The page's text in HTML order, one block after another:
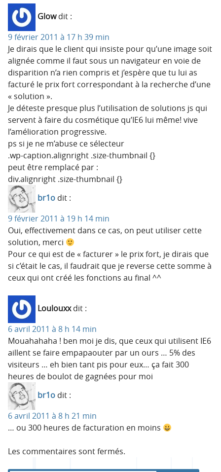
Glow dit :
9 février 2011 à 17 h 39 min
Je dirais que le client qui insiste pour qu’une image soit
alignée comme il faut sous un navigateur en voie de
disparition n’a rien compris et j’espère que tu lui as
facturé le prix fort correspondant à la recherche d’une
« solution ».
Je déteste presque plus l’utilisation de solutions js qui
servent à faire du cosmétique qu’IE6 lui même! vive
l’amélioration progressive.
ps si je ne m’abuse ce sélecteur
.wp-caption.alignright .size-thumbnail {}
peut être remplacé par :
div.alignright .size-thumbnail {}
br1o dit :
9 février 2011 à 19 h 14 min
Oui, effectivement dans ce cas, on peut utiliser cette
solution, merci
Pour ce qui est de « facturer » le prix fort, je dirais que
si c’était le cas, il faudrait que je reverse cette somme à
ceux qui ont créé les fonctions au final ^^
Loulouxx dit :
6 avril 2011 à 8 h 14 min
Mouahahaha ! ben moi je dis, que ceux qui utilisent IE6
aillent se faire empapaouter par un ours … 5% des
visiteurs … eh bien tant pis pour eux… ça fait 300
heures de boulot de gagnées pour moi
br1o dit :
6 avril 2011 à 8 h 21 min
… ou 300 heures de facturation en moins
Les commentaires sont fermés.